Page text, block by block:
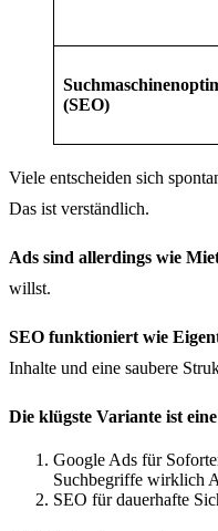
(SEO)
Viele entscheiden sich
Das ist verständlich.
Ads sind allerdings wie
willst.
SEO funktioniert wie
Inhalte und eine saubere
Die klügste Variante ist
Google Ads für
Suchbegriffe wirklich
SEO für dauerhafte